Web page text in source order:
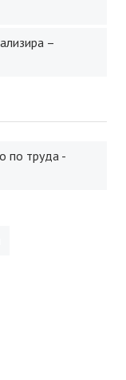
–
по труда -